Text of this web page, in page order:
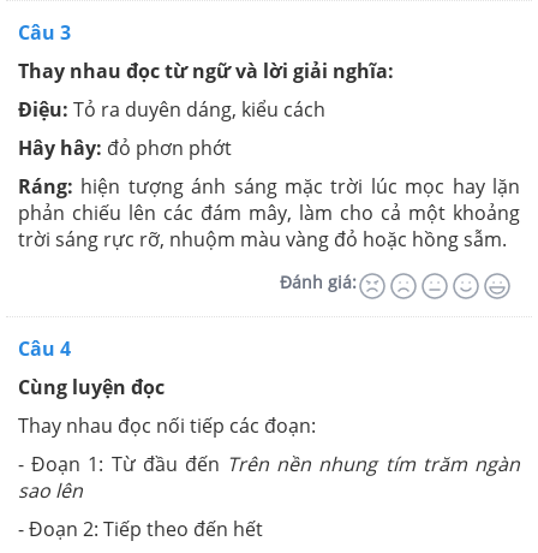
Câu 3
Thay nhau đọc từ ngữ và lời giải nghĩa:
Điệu: Tỏ ra duyên dáng, kiểu cách
Hây hây: đỏ phơn phớt
Ráng: hiện tượng ánh sáng mặc trời lúc mọc hay lặn
phản chiếu lên các đám mây, làm cho cả một khoảng
trời sáng rực rỡ, nhuộm màu vàng đỏ hoặc hồng sẫm.
Đánh giá:
Câu 4
Cùng luyện đọc
Thay nhau đọc nối tiếp các đoạn:
- Đoạn 1: Từ đầu đến Trên nền nhung tím trăm ngàn
sao lên
- Đoạn 2: Tiếp theo đến hết